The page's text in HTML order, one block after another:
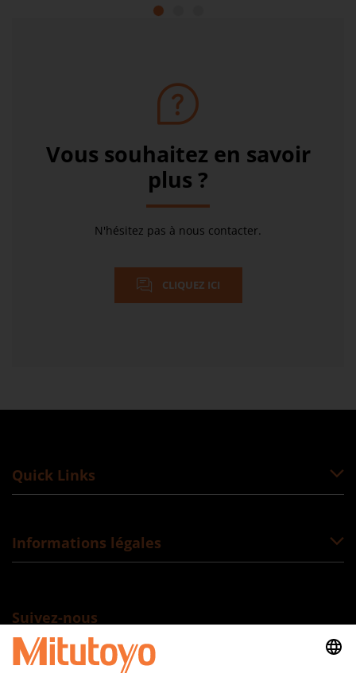
Vous souhaitez en savoir
plus ?
N'hésitez pas à nous contacter.
CLIQUEZ ICI
Quick Links
Informations légales
Suivez-nous